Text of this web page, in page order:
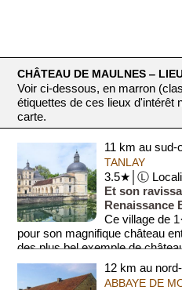
CHÂTEAU DE MAULNES ‒
Voir ci-dessous, en marron
étiquettes de ces lieux d'intérêt
carte.
11 km au sud-
TANLAY
3.5★│Ⓛ
Et son
Renaissance
Ce village de
pour son magnifique château
des plus bel exemple de
12 km au
ABBAYE DE